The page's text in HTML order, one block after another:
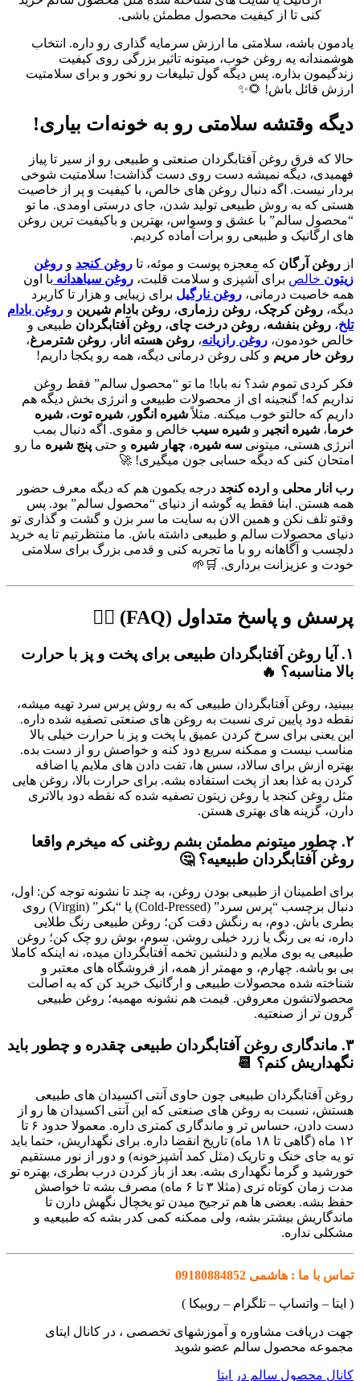
کنی تا از کیفیت محصول مطمئن باشی.
یادمون باشه، سلامتی ما ارزش سرمایه گذاری رو داره. انتخاب
هوشمندانه یه روغن خوب، میتونه تاثیر بزرگی روی کیفیت
زندگیمون بذاره. پس دیگه گول تبلیغات رو نخور و برای سلامتیت
ارزش قائل باش! 🌻✨
دیگه وقتشه سلامتی رو به خونه‌ات بیاری!
حالا که فرق روغن آفتابگردان صنعتی و طبیعی رو از سیر تا پیاز
فهمیدی، دیگه نمیشه دست روی دست گذاشت! سلامتیت شوخی
بردار نیست. اگه دنبال روغن های خالص، با کیفیت و پر از خاصیت
هستی که به روش طبیعی تولید شدن، جای درستی اومدی. ما تو
“محصول سالم” با عشق و وسواس، بهترین و باکیفیت ترین روغن
های ارگانیک و طبیعی رو برات آماده کردیم.
از روغن آرگان که معجزه پوست و موئه، تا روغن کنجد و روغن
زیتون خالص برای آشپزی و سلامت قلبت، روغن سیاهدانه با اون
همه خاصیت درمانی، روغن نارگیل برای زیبایی و هزار تا کاربرد
دیگه، روغن کرچک، روغن رزماری، روغن بادام شیرین و روغن بادام
تلخ، روغن بنفشه، روغن درخت چای، روغن آفتابگردان طبیعی و
خالص خودمون، روغن رازیانه، روغن هسته انار ، روغن شترمرغ،
روغن خار مریم و کلی روغن درمانی دیگه، همه رو یکجا داریم!
فکر کردی تموم شد؟ نه بابا! ما تو “محصول سالم” فقط روغن
نداریم که! گنجینه ای از محصولات طبیعی و انرژی بخش دیگه هم
داریم که حالتو خوب میکنه. مثلاًشیره انگور ، شیره توت، شیره
خرما، شیره انجیر و شیره سیب خالص و مقوی. اگه دنبال بمب
انرژی هستی، میتونی سه شیره، چهار شیره و حتی پنج شیره ما رو
امتحان کنی که دیگه حسابی جون میگیری! 🚀
رب انار محلی و ارده کنجد درجه یکمون هم که دیگه معرف حضور
همه هستن. اینا فقط یه گوشه از دنیای “محصول سالم” بود. پس
وقتو تلف نکن و همین الان به سایت ما سر بزن و گشت و گذاری تو
دنیای محصولات سالم و طبیعی داشته باش. ما منتظرتیم تا یه خرید
دلچسب و آگاهانه رو با ما تجربه کنی و قدمی بزرگ برای سلامتی
خودت و عزیزانت برداری. 🛒🌱
پرسش و پاسخ متداول (FAQ) 🙋‍♀️
۱. آیا روغن آفتابگردان طبیعی برای پخت و پز با حرارت
بالا مناسبه؟ 🔥
ببینید، روغن آفتابگردان طبیعی که به روش پرس سرد تهیه میشه،
نقطه دود پایین تری نسبت به روغن های صنعتی تصفیه شده داره.
این یعنی برای سرخ کردن عمیق یا پخت و پز با حرارت خیلی بالا
مناسب نیست و ممکنه سریع دود کنه و خواصش رو از دست بده.
بهتره ازش برای سالاد، سس ها، تفت دادن های ملایم یا اضافه
کردن به غذا بعد از پخت استفاده بشه. برای حرارت بالا، روغن هایی
مثل روغن کنجد یا روغن زیتون تصفیه شده که نقطه دود بالاتری
دارن، گزینه های بهتری هستن.
۲. چطور میتونم مطمئن بشم روغنی که میخرم واقعا
روغن آفتابگردان طبیعیه؟ 🤔
برای اطمینان از طبیعی بودن روغن، به چند تا نشونه توجه کن: اول،
دنبال برچسب “پرس سرد” (Cold-Pressed) یا “بکر” (Virgin) روی
بطری باش. دوم، به رنگش دقت کن؛ روغن طبیعی رنگ طلایی
داره، نه بی رنگ یا زرد خیلی روشن. سوم، بوش رو چک کن؛ روغن
طبیعی یه بوی ملایم و دلنشین تخمه آفتابگردان میده، نه اینکه کاملا
بی بو باشه. چهارم، و مهمتر از همه، از فروشگاه های معتبر و
شناخته شده محصولات طبیعی و ارگانیک خرید کن که به اصالت
محصولاتشون معروفن. قیمت هم نشونه مهمیه؛ روغن طبیعی
گرون تر از صنعتیه.
۳. ماندگاری روغن آفتابگردان طبیعی چقدره و چطور باید
نگهداریش کنم؟ 📆
روغن آفتابگردان طبیعی چون حاوی آنتی اکسیدان های طبیعی
هستش، نسبت به روغن های صنعتی که این آنتی اکسیدان ها رو از
دست دادن، حساس تر و ماندگاری کمتری داره. معمولا حدود ۶ تا
۱۲ ماه (گاهی تا ۱۸ ماه) تاریخ انقضا داره. برای نگهداریش، حتما باید
تو یه جای خنک و تاریک (مثل کمد آشپزخونه) و دور از نور مستقیم
خورشید و گرما نگهداری بشه. بعد از باز کردن درب بطری، بهتره تو
مدت زمان کوتاه تری (مثلا ۳ تا ۶ ماه) مصرف بشه تا خواصش
حفظ بشه. بعضی ها هم ترجیح میدن تو یخچال نگهش دارن تا
ماندگاریش بیشتر بشه، ولی ممکنه کمی کدر بشه که طبیعیه و
مشکلی نداره.
تماس با ما : هاشمی 09180884852
( ایتا – واتساپ – تلگرام – روبیکا )
جهت دریافت مشاوره و آموزشهای تخصصی ، در کانال ایتای
مجموعه محصول سالم عضو شوید
کانال محصول سالم در ایتا